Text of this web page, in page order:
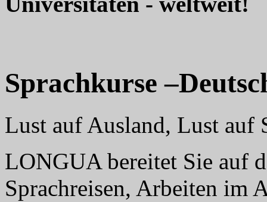
Sprachkurse
Lust auf Ausland, Lust auf
LONGUA bereitet Sie auf
Sprachreisen, Arbeiten im